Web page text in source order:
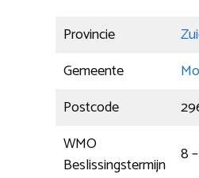
Provincie
Gemeente
Postcode
WMO
Beslissingstermijn
8